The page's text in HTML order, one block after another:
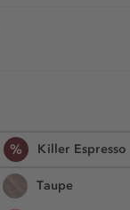
% Killer Espresso
Taupe